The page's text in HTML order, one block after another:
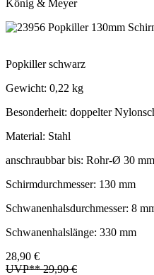
König & Meyer
Popkiller schwarz
Gewicht: 0,22 kg
Besonderheit: doppelter
Material: Stahl
anschraubbar bis: Rohr-Ø 30 mm
Schirmdurchmesser: 130 mm
Schwanenhalsdurchmesser: 8
Schwanenhalslänge: 330 mm
28,90 €
UVP** 29,90 €